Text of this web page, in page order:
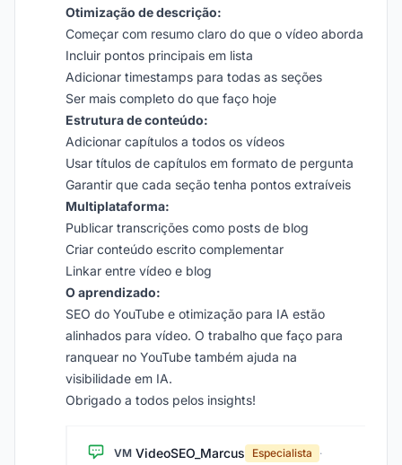
Otimização de descrição:
Começar com resumo claro do que o vídeo aborda
Incluir pontos principais em lista
Adicionar timestamps para todas as seções
Ser mais completo do que faço hoje
Estrutura de conteúdo:
Adicionar capítulos a todos os vídeos
Usar títulos de capítulos em formato de pergunta
Garantir que cada seção tenha pontos extraíveis
Multiplataforma:
Publicar transcrições como posts de blog
Criar conteúdo escrito complementar
Linkar entre vídeo e blog
O aprendizado:
SEO do YouTube e otimização para IA estão
alinhados para vídeo. O trabalho que faço para
ranquear no YouTube também ajuda na
visibilidade em IA.
Obrigado a todos pelos insights!
VM VideoSEO_Marcus Especialista
·